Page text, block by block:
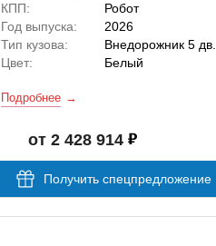
КПП:
Робот
Год выпуска:
2026
Тип кузова:
Внедорожник 5 дв.
Цвет:
Белый
Подробнее
от 2 428 914
Получить спецпредложение